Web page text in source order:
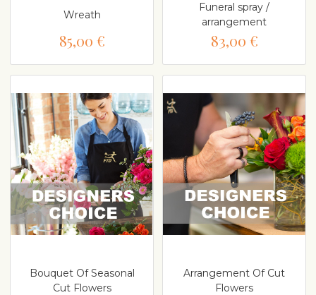
Wreath
85,00 €
Funeral spray /
arrangement
83,00 €
Bouquet Of Seasonal
Cut Flowers
Arrangement Of Cut
Flowers